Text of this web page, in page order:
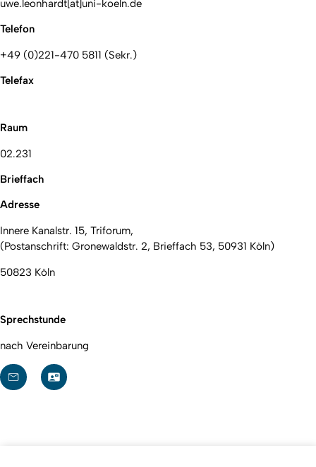
uwe.leonhardt[at]uni-koeln.de
Telefon
+49 (0)221-470 5811 (Sekr.)
Telefax
Raum
02.231
Brieffach
Adresse
Innere Kanalstr. 15, Triforum,
(Postanschrift: Gronewaldstr. 2, Brieffach 53, 50931 Köln)
50823 Köln
Sprechstunde
nach Vereinbarung